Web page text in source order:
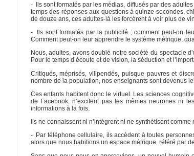
- Ils sont formatés par les médias, diffusés par des
temps des réponses aux questions à quinze secondes,
de douze ans, ces adultes-là les forcèrent à voir plus de
- Ils sont formatés par la publicité ; comment peut-on
Comment peut-on leur apprendre le système métrique,
Nous, adultes, avons doublé notre société du spectacle
Pour le temps d’écoute et de vision, la séduction et
Critiqués, méprisés, vilipendés, puisque pauvres et
nombre de la population, nos enseignants sont devenus
Ces enfants habitent donc le virtuel. Les sciences
de Facebook, n’excitent pas les mêmes neurones ni
informations à la fois.
Ils ne connaissent ni n’intègrent ni ne synthétisent
- Par téléphone cellulaire, ils accèdent à toutes
alors que nous habitions un espace métrique, référé par